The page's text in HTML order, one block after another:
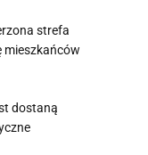
strefa
mieszkańców
dostaną